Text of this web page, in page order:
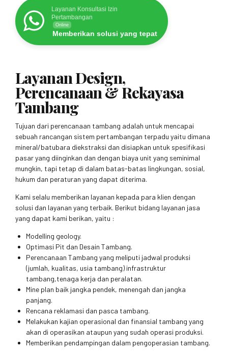
Layanan Konsultasi Izin
Pertambangan
Online
Memberikan solusi yang tepat
Layanan Design,
Perencanaan & Rekayasa
Tambang
Tujuan dari perencanaan tambang adalah untuk mencapai
sebuah rancangan sistem pertambangan terpadu yaitu dimana
mineral/batubara diekstraksi dan disiapkan untuk spesifikasi
pasar yang diinginkan dan dengan biaya unit yang seminimal
mungkin, tapi tetap di dalam batas-batas lingkungan, sosial,
hukum dan peraturan yang dapat diterima.
Kami selalu memberikan layanan kepada para klien dengan
solusi dan layanan yang terbaik. Berikut bidang layanan jasa
yang dapat kami berikan, yaitu :
Modelling geology.
Optimasi Pit dan Desain Tambang.
Perencanaan Tambang yang meliputi jadwal produksi
(jumlah, kualitas, usia tambang) infrastruktur
tambang,tenaga kerja dan peralatan.
Mine plan baik jangka pendek, menengah dan jangka
panjang.
Rencana reklamasi dan pasca tambang.
Melakukan kajian operasional dan finansial tambang yang
akan di operasikan ataupun yang sudah operasi produksi.
Memberikan pendampingan dalam pengoperasian tambang.